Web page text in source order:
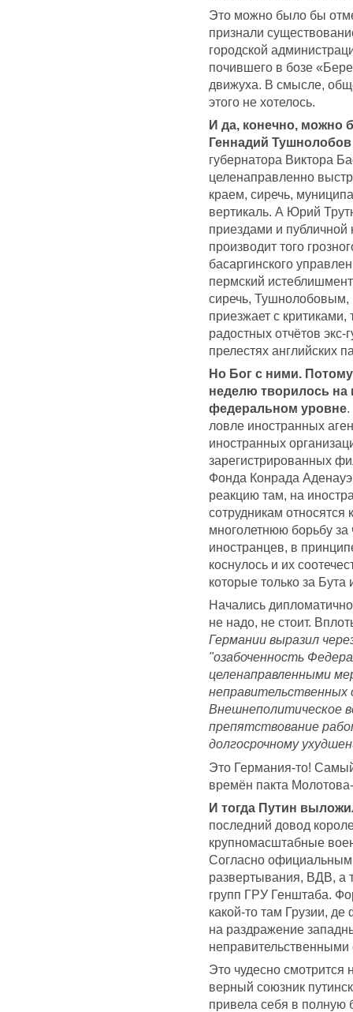
Это можно было бы
признали
городской
почившего в бозе
движуха. В смысле,
этого не хотелось.
И да, конечно, можно
Геннадий Тушнолобов
губернатора Виктора
целенаправленно
краем, сиречь,
вертикаль. А Юрий
приездами и публичной
производит того
басаргинского
пермский
сиречь, Тушнолобовым,
приезжает с
радостных отчётов
прелестях английских
Но Бог с ними.
неделю творилось
федеральном уровне
ловле иностранных
иностранных
зарегистрированных
Фонда Конрада
реакцию там, на
сотрудникам относятся
многолетнюю борьбу за
иностранцев, в
коснулось и их
которые только за Бута
Начались
не надо, не стоит.
Германии выразил
"озабоченность
целенаправленными
неправительственных
Внешнеполитическое
препятствование
долгосрочному
Это Германия-то!
времён пакта
И тогда Путин
последний довод
крупномасштабные
Согласно официальным
развертывания, ВДВ, а
групп ГРУ Генштаба.
какой-то там Грузии,
на раздражение
неправительственными
Это чудесно
верный союзник
привела себя в полную